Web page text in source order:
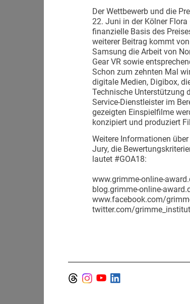
Der Wettbewerb und die
22. Juni in der Kölner
finanzielle Basis des
weiterer Beitrag kommt
Samsung die Arbeit von
Gear VR sowie
Schon zum zehnten Mal
digitale Medien, Digibox,
Technische Unterstützung
Service-Dienstleister im
gezeigten Einspielfilme
konzipiert und produziert
Weitere Informationen
Jury, die
lautet #GOA18:
www.grimme-online-
blog.grimme-online-
www.facebook.com/
twitter.com/grimme_institut